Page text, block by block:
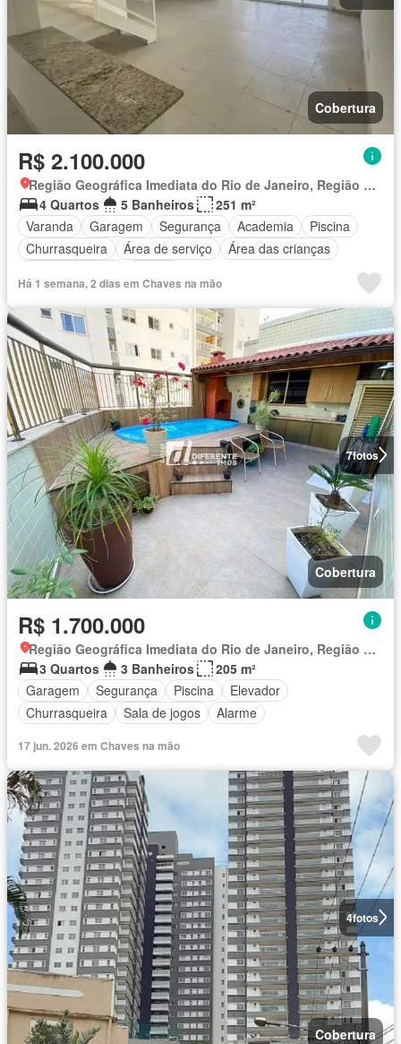
Cobertura
R$ 2.100.000
Região Geográfica Imediata do Rio de Janeiro, Região Metropolitana do Rio de Janeiro
4 Quartos
5 Banheiros
251 m²
Varanda
Garagem Segurança Academia
Piscina
Churrasqueira
Área de serviço
Área das crianças
Há 1 semana, 2 dias em Chaves na mão
7fotos
Cobertura
R$ 1.700.000
Região Geográfica Imediata do Rio de Janeiro, Região Metropolitana do Rio de Janeiro
3 Quartos
3 Banheiros
205 m²
Garagem
Segurança Piscina
Elevador
Churrasqueira
Sala de jogos Alarme
17 jun. 2026 em Chaves na mão
4fotos
Cobertura